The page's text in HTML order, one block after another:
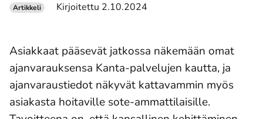
Artikkeli Kirjoitettu 2.10.2024
Asiakkaat pääsevät jatkossa näkemään omat
ajanvarauksensa Kanta-palvelujen kautta, ja
ajanvaraustiedot näkyvät kattavammin myös
asiakasta hoitaville sote-ammattilaisille.